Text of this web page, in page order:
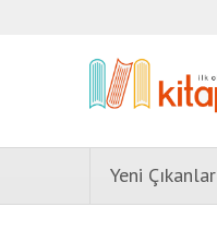
Yeni Çıkanlar